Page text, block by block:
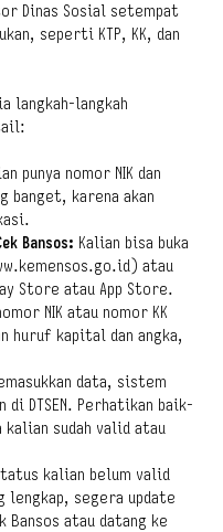
Dinas Sosial setempat
seperti KTP, KK, dan
langkah-langkah
punya nomor NIK dan
banget, karena akan
Bansos: Kalian bisa buka
atau
Store atau App Store.
NIK atau nomor KK
huruf kapital dan angka,
data, sistem
DTSEN. Perhatikan baik-
sudah valid atau
kalian belum valid
lengkap, segera update
Bansos atau datang ke